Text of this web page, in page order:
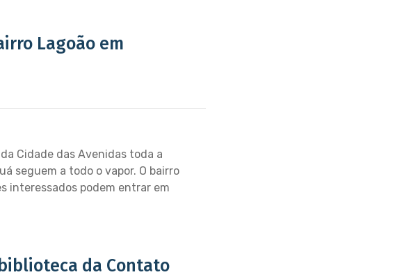
Lagoão em
Cidade das Avenidas toda a
seguem a todo o vapor. O bairro
interessados podem entrar em
da Contato